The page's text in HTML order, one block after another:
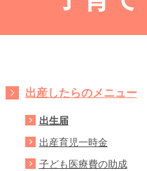
出産したらのメニュー
出生届
出産育児一時金
子ども医療費の助成